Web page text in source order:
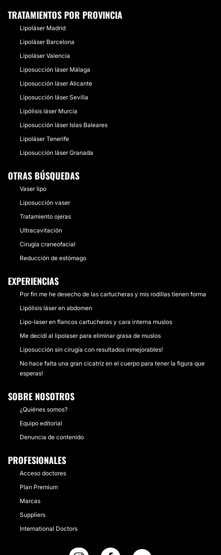
TRATAMIENTOS POR PROVINCIA
Lipoláser Madrid
Lipoláser Barcelona
Lipoláser Valencia
Liposucción láser Málaga
Liposucción láser Alicante
Liposucción láser Sevilla
Lipólisis láser Murcia
Liposucción láser Islas Baleares
Lipoláser Tenerife
Liposucción láser Granada
OTRAS BÚSQUEDAS
Vaser lipo
Liposucción vaser
Tratamiento ojeras
Ultracavitación
Cirugía craneofacial
Reducción de estómago
EXPERIENCIAS
Por fin me he desecho de las cartucheras y mis rodillas tienen forma
Lipólisis láser en abdomen
Lipo-laser en flancos cartucheras y cara interna muslos
Me decidí al lipolaser para eliminar grasa de muslos
Liposucción sin cirugía con resultados inmejorables!
No hace falta una gran cicatriz en el cuerpo para tener la figura que
esperas!
SOBRE NOSOTROS
¿Quiénes somos?
Equipo editorial
Denuncia de contenido
PROFESIONALES
Acceso doctores
Plan Premium
Marcas
Suppliers
International Doctors